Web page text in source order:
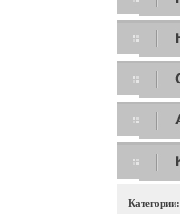
Категории: